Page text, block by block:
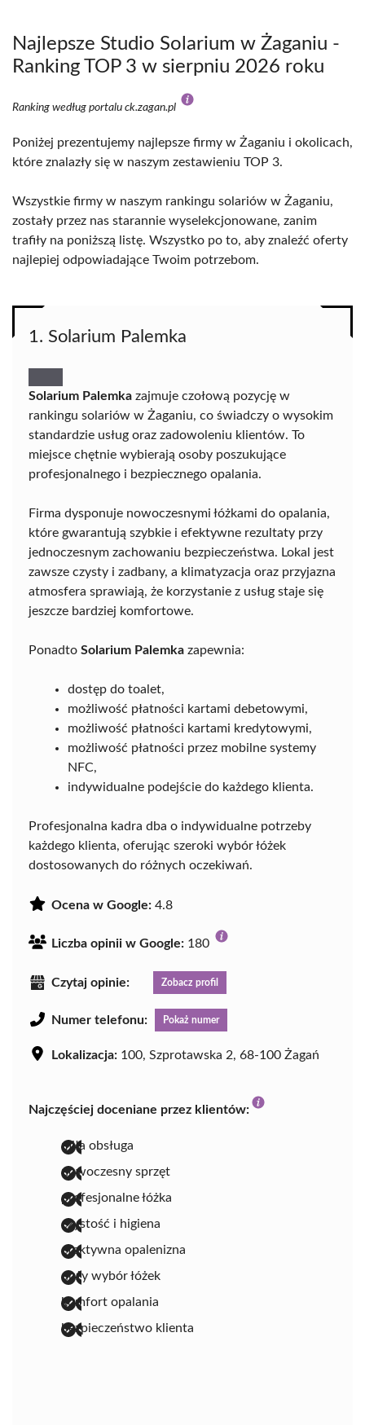
Najlepsze Studio Solarium w Żaganiu -
Ranking TOP 3 w sierpniu 2026 roku
Ranking według portalu ck.zagan.pl
Poniżej prezentujemy najlepsze firmy w Żaganiu i okolicach,
które znalazły się w naszym zestawieniu TOP 3.
Wszystkie firmy w naszym rankingu solariów w Żaganiu,
zostały przez nas starannie wyselekcjonowane, zanim
trafiły na poniższą listę. Wszystko po to, aby znaleźć oferty
najlepiej odpowiadające Twoim potrzebom.
1. Solarium Palemka
Solarium Palemka zajmuje czołową pozycję w
rankingu solariów w Żaganiu, co świadczy o wysokim
standardzie usług oraz zadowoleniu klientów. To
miejsce chętnie wybierają osoby poszukujące
profesjonalnego i bezpiecznego opalania.
Firma dysponuje nowoczesnymi łóżkami do opalania,
które gwarantują szybkie i efektywne rezultaty przy
jednoczesnym zachowaniu bezpieczeństwa. Lokal jest
zawsze czysty i zadbany, a klimatyzacja oraz przyjazna
atmosfera sprawiają, że korzystanie z usług staje się
jeszcze bardziej komfortowe.
Ponadto Solarium Palemka zapewnia:
dostęp do toalet,
możliwość płatności kartami debetowymi,
możliwość płatności kartami kredytowymi,
możliwość płatności przez mobilne systemy
NFC,
indywidualne podejście do każdego klienta.
Profesjonalna kadra dba o indywidualne potrzeby
każdego klienta, oferując szeroki wybór łóżek
dostosowanych do różnych oczekiwań.
Ocena w Google: 4.8
Liczba opinii w Google: 180
Czytaj opinie: Zobacz profil
Numer telefonu: Pokaż numer
Lokalizacja: 100, Szprotawska 2, 68-100 Żagań
Najczęściej doceniane przez klientów:
miła obsługa
nowoczesny sprzęt
profesjonalne łóżka
czystość i higiena
efektywna opalenizna
duży wybór łóżek
komfort opalania
bezpieczeństwo klienta